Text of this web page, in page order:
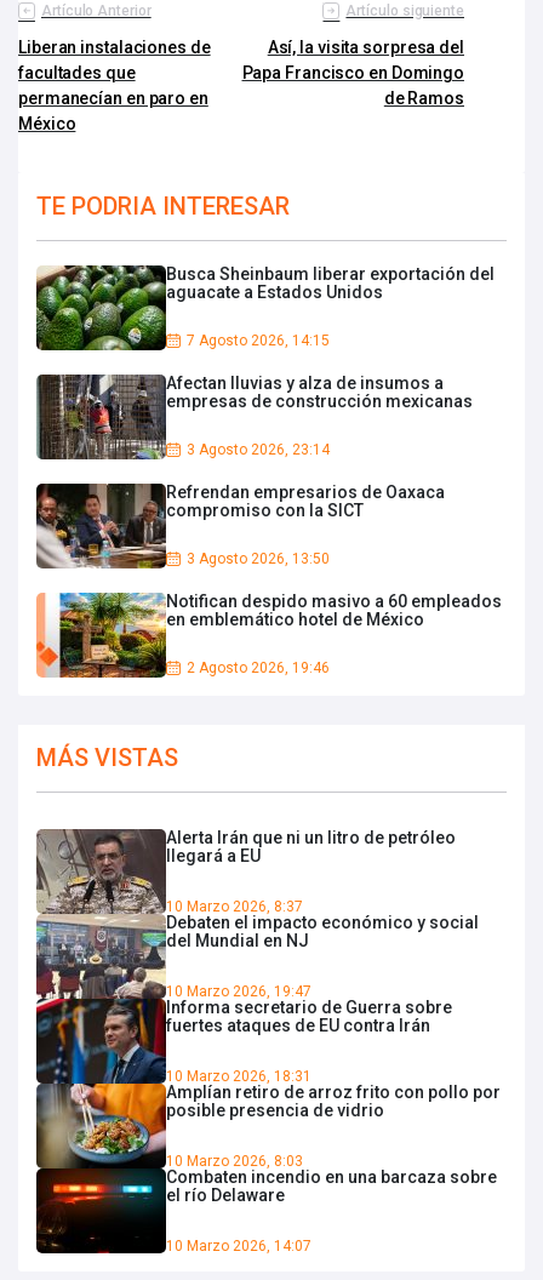
Artículo Anterior
Liberan instalaciones de
facultades que
permanecían en paro en
México
Artículo siguiente
Así, la visita sorpresa del
Papa Francisco en Domingo
de Ramos
TE PODRIA INTERESAR
Busca Sheinbaum liberar exportación del
aguacate a Estados Unidos
7 Agosto 2026, 14:15
Afectan lluvias y alza de insumos a
empresas de construcción mexicanas
3 Agosto 2026, 23:14
Refrendan empresarios de Oaxaca
compromiso con la SICT
3 Agosto 2026, 13:50
Notifican despido masivo a 60 empleados
en emblemático hotel de México
2 Agosto 2026, 19:46
MÁS VISTAS
Alerta Irán que ni un litro de petróleo
llegará a EU
10 Marzo 2026, 8:37
Debaten el impacto económico y social
del Mundial en NJ
10 Marzo 2026, 19:47
Informa secretario de Guerra sobre
fuertes ataques de EU contra Irán
10 Marzo 2026, 18:31
Amplían retiro de arroz frito con pollo por
posible presencia de vidrio
10 Marzo 2026, 8:03
Combaten incendio en una barcaza sobre
el río Delaware
10 Marzo 2026, 14:07